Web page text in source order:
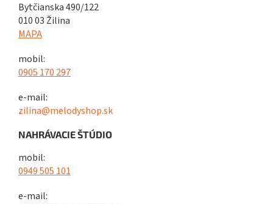
Bytčianska 490/122
010 03 Žilina
MAPA
mobil:
0905 170 297
e-mail:
zilina@melodyshop.sk
NAHRÁVACIE ŠTÚDIO
mobil:
0949 505 101
e-mail: